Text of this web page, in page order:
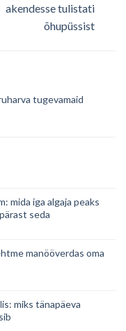
akendesse tulistati
õhupüssist
tugevamaid
mida iga algaja peaks
seda
manööverdas oma
miks tänapäeva